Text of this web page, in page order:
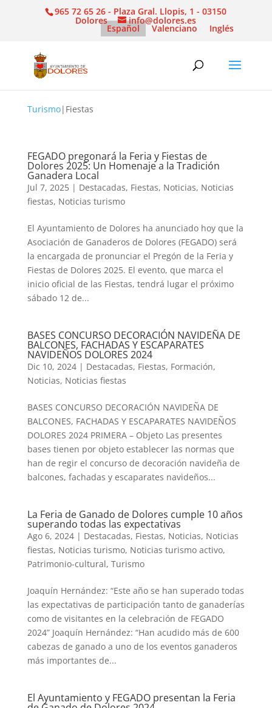
965 72 65 26 - Plaza Gral. Llopis, 1 - 03150
Dolores info@dolores.es
Español Valenciano Inglés
Turismo| Fiestas
FEGADO pregonará la Feria y Fiestas de
Dolores 2025: Un Homenaje a la Tradición
Ganadera Local
Jul 7, 2025| Destacadas, Fiestas, Noticias, Noticias
fiestas, Noticias turismo
El Ayuntamiento de Dolores ha anunciado hoy que la
Asociación de Ganaderos de Dolores (FEGADO) será
la encargada de pronunciar el Pregón de la Feria y
Fiestas de Dolores 2025. El evento, que marca el
inicio oficial de las Fiestas, tendrá lugar el próximo
sábado 12 de...
BASES CONCURSO DECORACIÓN NAVIDEÑA DE
BALCONES, FACHADAS Y ESCAPARATES
NAVIDEÑOS DOLORES 2024
Dic 10, 2024| Destacadas, Fiestas, Formación,
Noticias, Noticias fiestas
BASES CONCURSO DECORACIÓN NAVIDEÑA DE
BALCONES, FACHADAS Y ESCAPARATES NAVIDEÑOS
DOLORES 2024 PRIMERA – Objeto Las presentes
bases tienen por objeto establecer las normas que
han de regir el concurso de decoración navideña de
balcones, fachadas y escaparates navideños...
La Feria de Ganado de Dolores cumple 10 años
superando todas las expectativas
Ago 6, 2024| Destacadas, Fiestas, Noticias, Noticias
fiestas, Noticias turismo, Noticias turismo activo,
Patrimonio-cultural, Turismo
Joaquín Hernández: “Este año se han superado todas
las expectativas de participación tanto de ganaderías
como de visitantes en la celebración de FEGADO
2024” Joaquín Hernández: “Han acudido más de 600
cabezas de ganado a uno de los eventos ganaderos
más importantes de...
El Ayuntamiento y FEGADO presentan la Feria